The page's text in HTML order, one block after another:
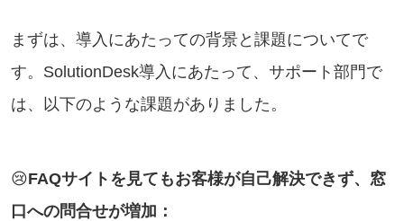
まずは、導入にあたっての背景と課題についてで
す。SolutionDesk導入にあたって、サポート部門で
は、以下のような課題がありました。
😢FAQサイトを見てもお客様が自己解決できず、窓
口への問合せが増加：